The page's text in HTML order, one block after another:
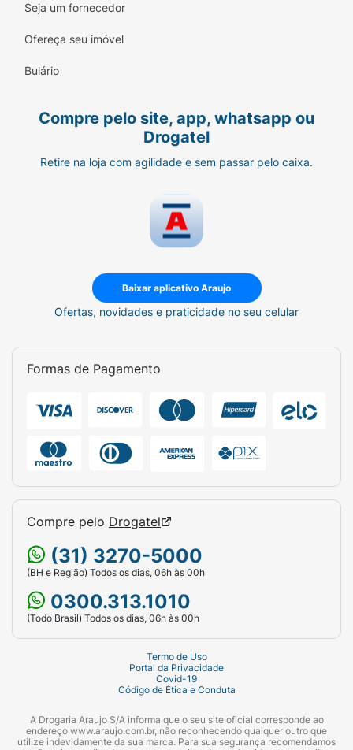
Ideal para:
Motoristas (fácil manuseio no trânsito).
Manter na gaveta do escritório ou na mesa
Tipo de Embalagem:Pote plástico com
Restrições:
Não contém glúten. Sem
açúcar.
Seja um fornecedor
Ofereça seu imóvel
Bulário
Compre pelo site, app, whatsapp ou
Drogatel
Retire na loja com agilidade e sem passar pelo caixa.
Baixar aplicativo Araujo
Ofertas, novidades e praticidade no seu celular
Formas de Pagamento
Compre pelo Drogatel
(31) 3270-5000
(BH e Região) Todos os dias, 06h às 00h
0300.313.1010
(Todo Brasil) Todos os dias, 06h às 00h
Termo de Uso
Portal da Privacidade
Covid-19
Código de Ética e Conduta
A Drogaria Araujo S/A informa que o seu site oficial corresponde ao
endereço www.araujo.com.br, não reconhecendo qualquer outro que
utilize indevidamente da sua marca. Para sua segurança recomendamos